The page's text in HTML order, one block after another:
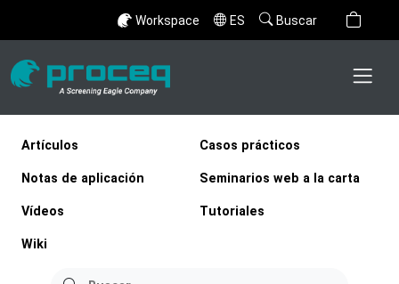
Workspace ES Buscar
Artículos Casos prácticos
Notas de aplicación Seminarios web a la carta
Vídeos Tutoriales
Wiki